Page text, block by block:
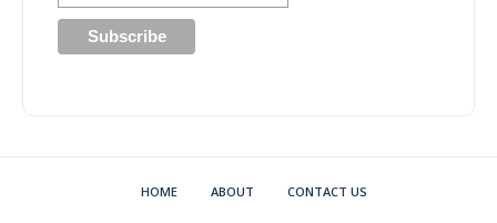
HOME ABOUT CONTACT US